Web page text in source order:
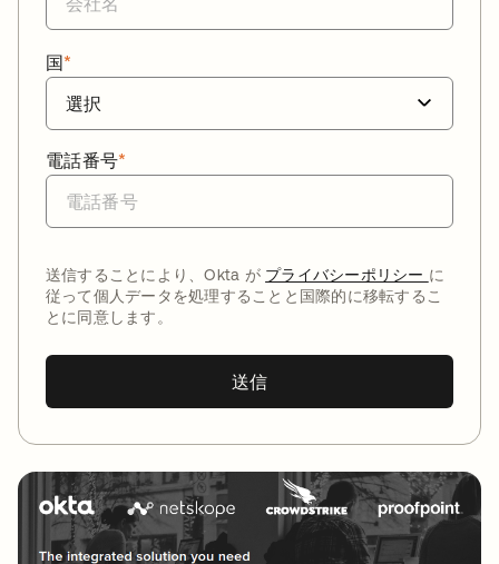
*
国
*
電話番号
送信することにより、Okta が プライバシーポリシー に
従って個人データを処理することと国際的に移転するこ
とに同意します。
送信